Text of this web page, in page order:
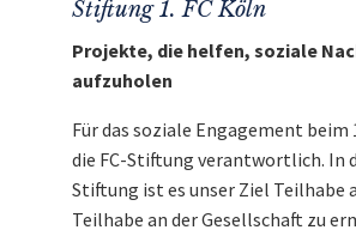
Stiftung 1. FC Köln
Projekte, die helfen, soziale
aufzuholen
Für das soziale Engagement beim
die FC-Stiftung verantwortlich. In
Stiftung ist es unser Ziel Teilhabe
Teilhabe an der Gesellschaft zu